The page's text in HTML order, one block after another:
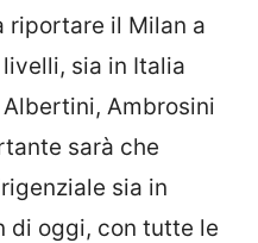
riportare il Milan a
sia in Italia
Albertini, Ambrosini
sarà che
sia in
di oggi, con tutte le